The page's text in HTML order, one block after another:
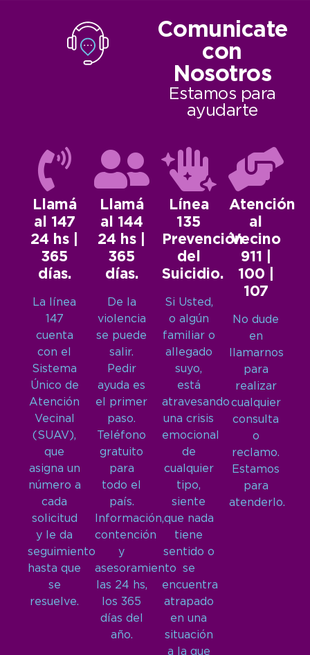
Comunicate
con
Nosotros
Estamos para
ayudarte
Llamá
al 147
24 hs |
365
días.
La línea
147
cuenta
con el
Sistema
Único de
Atención
Vecinal
(SUAV),
que
asigna un
número a
cada
solicitud
y le da
seguimiento
hasta que
se
resuelve.
Llamá
al 144
24 hs |
365
días.
De la
violencia
se puede
salir.
Pedir
ayuda es
el primer
paso.
Teléfono
gratuito
para
todo el
país.
Información,
contención
y
asesoramiento
las 24 hs,
los 365
días del
año.
Línea
135
Prevención
del
Suicidio.
Si Usted,
o algún
familiar o
allegado
suyo,
está
atravesando
una crisis
emocional
de
cualquier
tipo,
siente
que nada
tiene
sentido o
se
encuentra
atrapado
en una
situación
a la que
Atención
al
Vecino
911 |
100 |
107
No dude
en
llamarnos
para
realizar
cualquier
consulta
o
reclamo.
Estamos
para
atenderlo.